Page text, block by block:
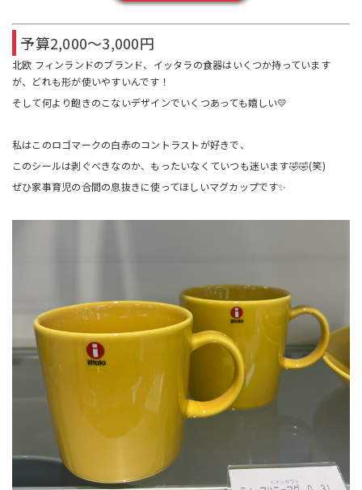
予算2,000〜3,000円
北欧 フィンランドのブランド、イッタラの食器はいくつか持っています
が、どれも形が使いやすいんです！
そして何より飽きのこないデザインでいくつあっても嬉しい💛
私はこのロゴマークの白赤のコントラストが好きで、
このシールは剥ぐべきなのか、もったいなくていつも迷います🤣🤣(笑)
ぜひ家事育児の合間の息抜きに使ってほしいマグカップです✨